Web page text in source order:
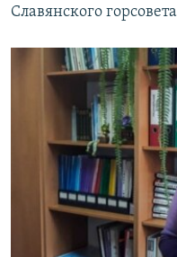
Славянского горсовета